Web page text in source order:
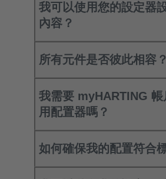
我可以使用您的設定器
內容？
所有元件是否彼此相容？
我需要 myHARTING 帳
用配置器嗎？
如何確保我的配置符合